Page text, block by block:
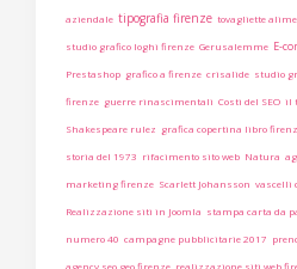
aziendale tipografia firenze tovagliette
studio grafico loghi firenze Gerusalemme E-
Prestashop grafico a firenze crisalide studio
firenze guerre rinascimentali Costi del SEO il
Shakespeare rulez grafica copertina libro
storia del 1973 rifacimento sito web Natura
marketing firenze Scarlett Johansson vascelli
Realizzazione siti in Joomla stampa carta da
numero 40 campagne pubblicitarie 2017
agency seo geo firenze realizzazione siti web